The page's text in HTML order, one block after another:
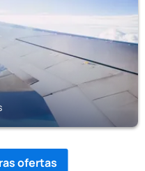
ofertas